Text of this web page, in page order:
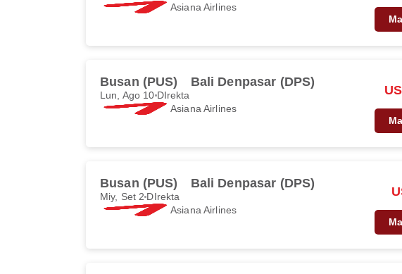
Asiana Airlines
Busan (PUS) Bali Denpasar (DPS)
Lun, Ago 10 DIrekta
Asiana Airlines
Busan (PUS) Bali Denpasar (DPS)
Miy, Set 2 DIrekta
Asiana Airlines